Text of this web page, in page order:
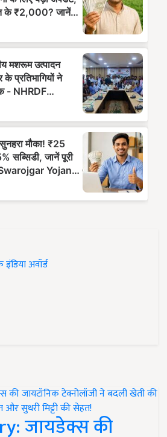
अवॉर्ड
जायडेक्स की